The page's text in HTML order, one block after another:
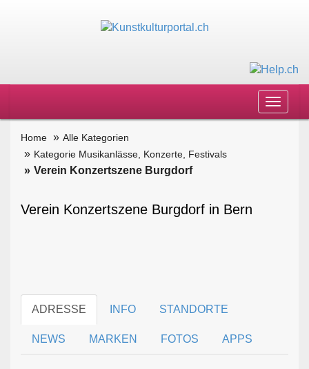
Toggle
Home
Alle Kategorien
Kategorie Musikanlässe, Konzerte, Festivals
Verein Konzertszene Burgdorf
Verein Konzertszene Burgdorf in Bern
ADRESSE INFO STANDORTE
NEWS MARKEN FOTOS APPS